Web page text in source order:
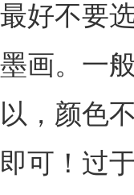
最好不要
墨画。一
以，颜色
即可！过